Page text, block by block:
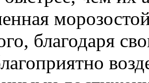
благодаря